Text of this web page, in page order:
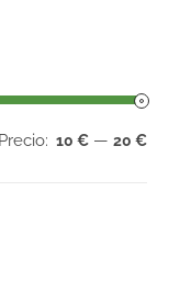
Precio: 10 € — 20 €